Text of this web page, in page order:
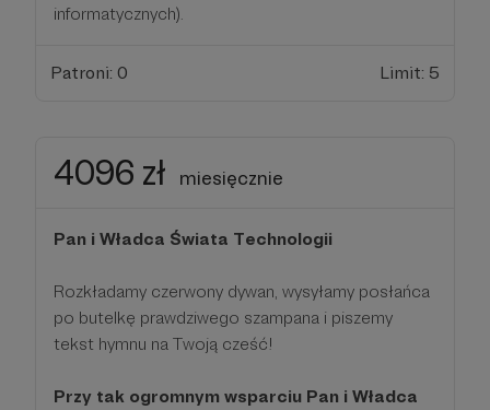
informatycznych).
Patroni: 0 Limit: 5
4096 zł miesięcznie
Pan i Władca Świata Technologii
Rozkładamy czerwony dywan, wysyłamy posłańca
po butelkę prawdziwego szampana i piszemy
tekst hymnu na Twoją cześć!
Przy tak ogromnym wsparciu Pan i Władca